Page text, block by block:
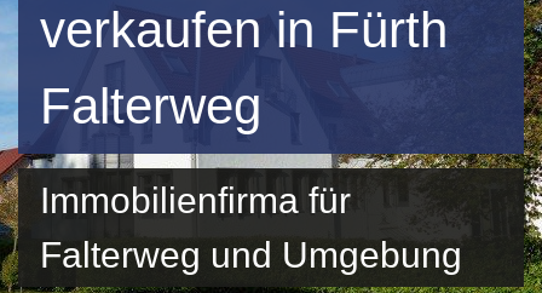
verkaufen in Fürth
Falterweg
Immobilienfirma für
Falterweg und Umgebung